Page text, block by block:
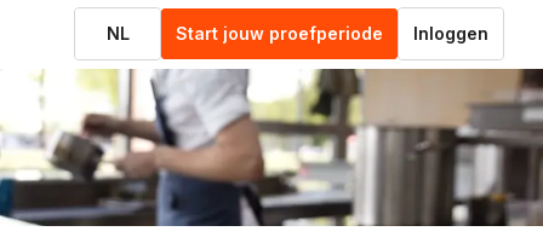
NL Start jouw proefperiode Inloggen